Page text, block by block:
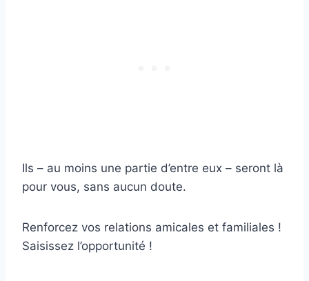
Ils – au moins une partie d’entre eux – seront là
pour vous, sans aucun doute.
Renforcez vos relations amicales et familiales !
Saisissez l’opportunité !